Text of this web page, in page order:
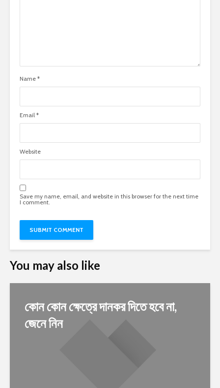
Name *
Email *
Website
Save my name, email, and website in this browser for the next time
I comment.
You may also like
কোন কোন ক্ষেত্রে দানকর দিতে হবে না,
জেনে নিন